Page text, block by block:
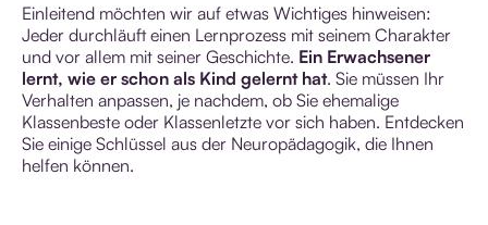
Einleitend möchten wir auf etwas Wichtiges hinweisen:
Jeder durchläuft einen Lernprozess mit seinem Charakter
und vor allem mit seiner Geschichte. Ein Erwachsener
lernt, wie er schon als Kind gelernt hat. Sie müssen Ihr
Verhalten anpassen, je nachdem, ob Sie ehemalige
Klassenbeste oder Klassenletzte vor sich haben. Entdecken
Sie einige Schlüssel aus der Neuropädagogik, die Ihnen
helfen können.